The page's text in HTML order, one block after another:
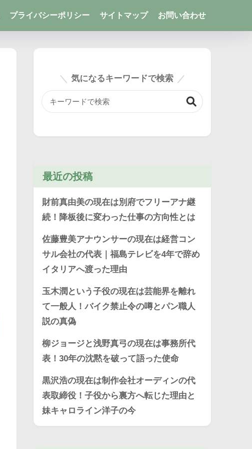
プライバシーポリシー サイトマップ お問い合わせ
気になるキーワードで検索
最近の投稿
財前真由美の現在は別府でフリーアナ継
続！降板後に変わった仕事の方向性とは
佐藤豊美アナウンサーの現在は経営コン
サル会社の代表｜福島テレビを4年で辞め
イタリアへ渡った理由
玉木潤という子役の現在は芸能界を離れ
て一般人！バイク禁止令の噂とパン職人
説の真偽
柳ジョージと浅野真弓の現在は事務所代
表！30年の沈黙を破って語った使命
黒沢浩の現在は制作会社オーディンの代
表取締役！子役から裏方へ転じた理由と
妹キャロライン洋子の今